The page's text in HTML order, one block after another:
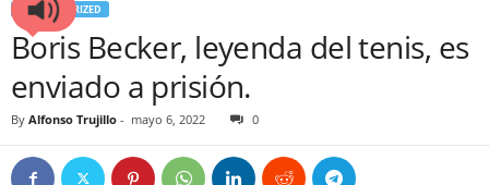
UNCATEGORIZED
Boris Becker, leyenda del tenis, es
enviado a prisión.
By Alfonso Trujillo - mayo 6, 2022 0